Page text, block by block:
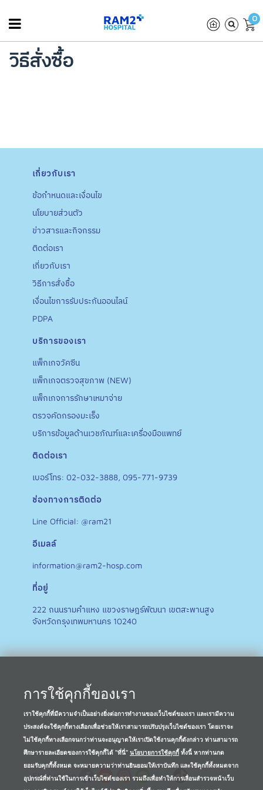
0
วิธีสั่งซื้อ
เกี่ยวกับเรา
ข้อกำหนดและเงื่อนไข
นโยบายส่วนตัว
ข่าวสารและกิจกรรม
ติดต่อเรา
เกี่ยวกับเรา
วิธีการสั่งชื้อ
เงื่อนไขการรับประกันออนไลน์
PDPA
บริการของเรา
แพ็กเกจวัคซีน
แพ็กเกจตรวจสุขภาพ (NEW)
แพ็กเกจการรักษาเหมาจ่าย
ตรวจคัดกรองมะเร็ง
บริการข้อมูลด้านเวชภัณฑ์และเครื่องมือแพทย์
ติดต่อเรา
เบอร์โทร: 02-032-3888, 095-771-9739
ช่องทางการติดต่อ
Line Official: @ram21
อีเมลล์
information@ram2-hosp.com
ที่อยู่
222 ถนนรามคำแหง แขวงราษฎร์พัฒนา เขตสะพานสูง
จังหวัดกรุงเทพมหานคร 10240
Find us on
การใช้คุกกี้ของเรา
เราใช้คุกกี้ที่มีความจำเป็นอย่างยิ่งต่อการทำงานของเว็บไซต์ของเรา และเรามีความ
ประสงค์จะใช้คุกกี้ทางเลือกเพื่อช่วยให้เราสามารถปรับปรุงเว็บไซต์ของเรา โดยเราจะ
ไม่ใช้คุกกี้ทางเลือกจนกว่าท่านจะอนุญาตให้เราเปิดใช้งานคุกกี้ดังกล่าว ท่านสามารถ
ศึกษารายละเอียดของการใช้คุกกี้ได้ "ที่นี่" นโยบายการใช้คุกกี้ ทั้งนี้ หากท่านกด
ยอมรับคุกกี้ทั้งหมด จะหมายความว่าท่านยินยอมให้เราบันทึก และใช้คุกกี้ทั้งหมดจาก
อุปกรณ์ที่ท่านใช้ในการเข้าเว็บไซต์ของเรา รวมถึงเพื่อทำให้การเลื่อนสำรวจหน้าเว็บ